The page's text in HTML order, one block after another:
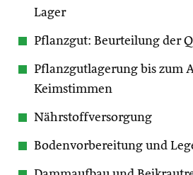
Lager
Pflanzgut: Beurteilung der
Pflanzgutlagerung bis zum
Keimstimmen
Nährstoffversorgung
Bodenvorbereitung und